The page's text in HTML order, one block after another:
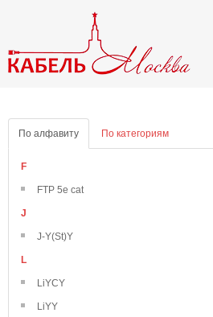
По алфавиту По категориям
F
FTP 5e cat
J
J-Y(St)Y
L
LiYCY
LiYY